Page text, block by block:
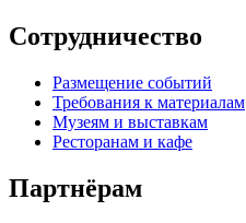
Сотрудничество
Размещение событий
Требования к материалам
Музеям и выставкам
Ресторанам и кафе
Партнёрам